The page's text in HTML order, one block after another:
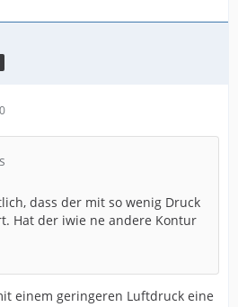
dass der mit so wenig Druck
Hat der iwie ne andere Kontur
einem geringeren Luftdruck eine